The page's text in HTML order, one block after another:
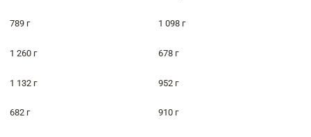
789 г 1 098 г
1 260 г 678 г
1 132 г 952 г
682 г 910 г